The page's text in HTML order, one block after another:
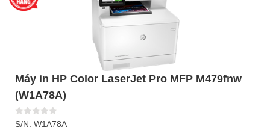
Máy in HP Color LaserJet Pro MFP M479fnw
(W1A78A)
S/N: W1A78A